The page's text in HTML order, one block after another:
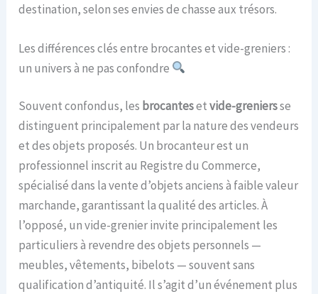
destination, selon ses envies de chasse aux trésors.
Les différences clés entre brocantes et vide-greniers :
un univers à ne pas confondre
Souvent confondus, les brocantesetvide-greniersse
distinguent principalement par la nature des vendeurs
et des objets proposés. Un brocanteur est un
professionnel inscrit au Registre du Commerce,
spécialisé dans la vente d’objets anciens à faible valeur
marchande, garantissant la qualité des articles. À
l’opposé, un vide-grenier invite principalement les
particuliers à revendre des objets personnels —
meubles, vêtements, bibelots — souvent sans
qualification d’antiquité. Il s’agit d’un événement plus